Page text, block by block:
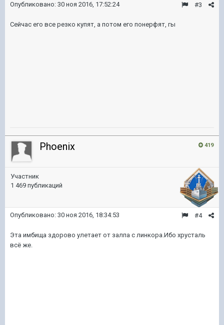
#3
Опубликовано: 30 ноя 2016, 17:52:24
Сейчас его все резко купят, а потом его понерфят, гы
419
Phoenix
Участник
1 469 публикаций
#4
Опубликовано: 30 ноя 2016, 18:34:53
Эта имбища здорово улетает от залпа с линкора.Ибо хрусталь
всё же.